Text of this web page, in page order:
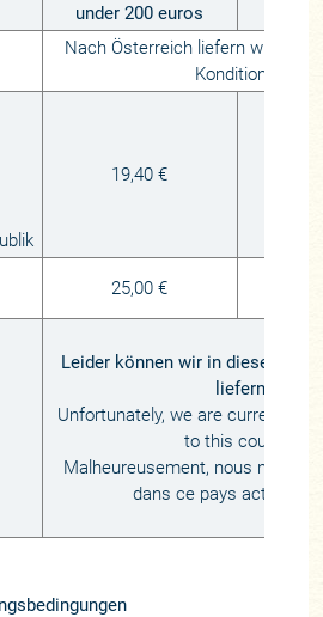
under 200 euros
Nach Österreich liefern wir zu
Konditionen!
19,40 €
25,00 €
Leider können wir in dieses
liefern!
Unfortunately, we are currently
to this country!
Malheureusement, nous ne
dans ce pays